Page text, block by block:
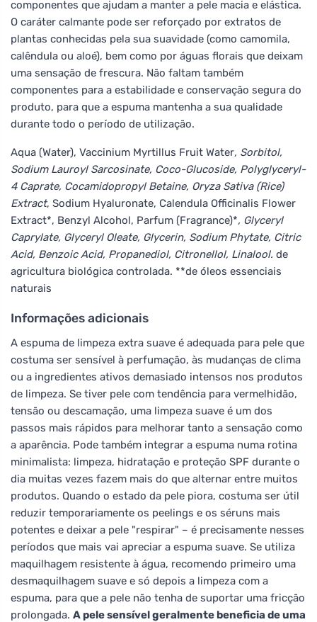
componentes que ajudam a manter a pele macia e elástica.
O caráter calmante pode ser reforçado por extratos de
plantas conhecidas pela sua suavidade (como camomila,
calêndula ou aloé), bem como por águas florais que deixam
uma sensação de frescura. Não faltam também
componentes para a estabilidade e conservação segura do
produto, para que a espuma mantenha a sua qualidade
durante todo o período de utilização.
Aqua (Water), Vaccinium Myrtillus Fruit Water, Sorbitol,
Sodium Lauroyl Sarcosinate, Coco-Glucoside, Polyglyceryl-
4 Caprate, Cocamidopropyl Betaine, Oryza Sativa (Rice)
Extract, Sodium Hyaluronate, Calendula Officinalis Flower
Extract*, Benzyl Alcohol, Parfum (Fragrance)*, Glyceryl
Caprylate, Glyceryl Oleate, Glycerin, Sodium Phytate, Citric
Acid, Benzoic Acid, Propanediol, Citronellol, Linalool. de
agricultura biológica controlada. **de óleos essenciais
naturais
Informações adicionais
A espuma de limpeza extra suave é adequada para pele que
costuma ser sensível à perfumação, às mudanças de clima
ou a ingredientes ativos demasiado intensos nos produtos
de limpeza. Se tiver pele com tendência para vermelhidão,
tensão ou descamação, uma limpeza suave é um dos
passos mais rápidos para melhorar tanto a sensação como
a aparência. Pode também integrar a espuma numa rotina
minimalista: limpeza, hidratação e proteção SPF durante o
dia muitas vezes fazem mais do que alternar entre muitos
produtos. Quando o estado da pele piora, costuma ser útil
reduzir temporariamente os peelings e os séruns mais
potentes e deixar a pele "respirar" – é precisamente nesses
períodos que mais vai apreciar a espuma suave. Se utiliza
maquilhagem resistente à água, recomendo primeiro uma
desmaquilhagem suave e só depois a limpeza com a
espuma, para que a pele não tenha de suportar uma fricção
prolongada. A pele sensível geralmente beneficia de uma